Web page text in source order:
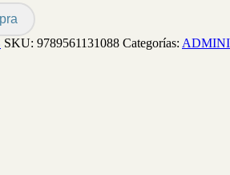
SKU: 9789561131088 Categorías: